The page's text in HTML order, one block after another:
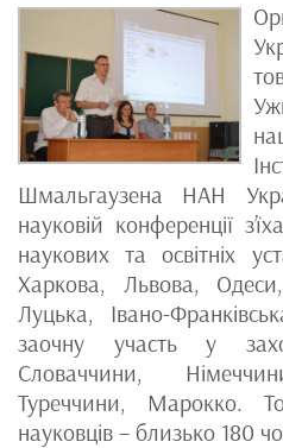
Шмальгаузена НАН
науковій конференції
наукових та освітніх
Харкова, Львова,
Луцька, Івано-
заочну участь у
Словаччини,
Туреччини, Марокко.
науковців – близько 180